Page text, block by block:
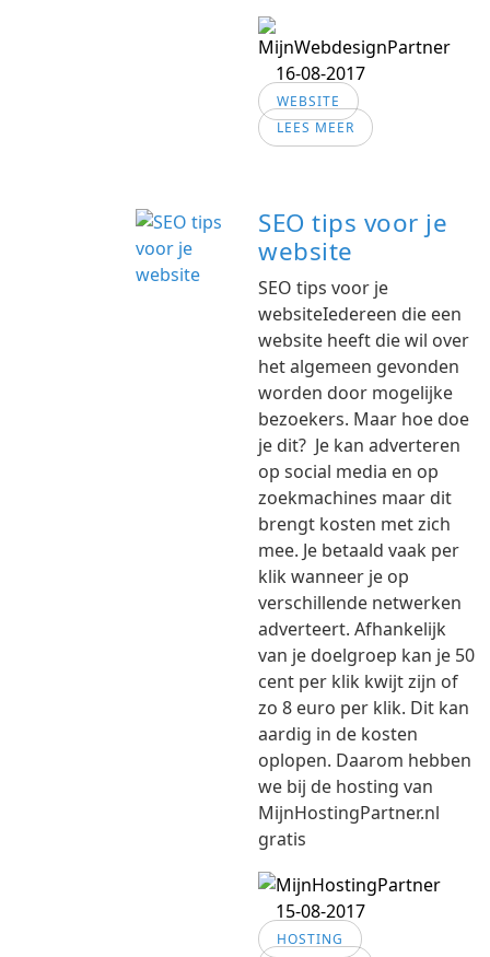
16-08-2017
WEBSITE
LEES MEER
SEO tips voor je
website
SEO tips voor je
websiteIedereen die een
website heeft die wil over
het algemeen gevonden
worden door mogelijke
bezoekers. Maar hoe doe
je dit? Je kan adverteren
op social media en op
zoekmachines maar dit
brengt kosten met zich
mee. Je betaald vaak per
klik wanneer je op
verschillende netwerken
adverteert. Afhankelijk
van je doelgroep kan je 50
cent per klik kwijt zijn of
zo 8 euro per klik. Dit kan
aardig in de kosten
oplopen. Daarom hebben
we bij de hosting van
MijnHostingPartner.nl
gratis
15-08-2017
HOSTING